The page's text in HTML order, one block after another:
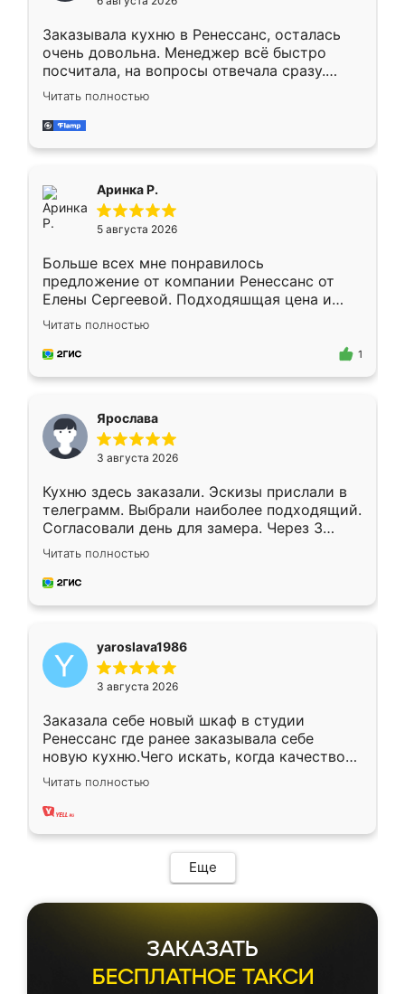
мебели буду заказывать только здесь.
Заказывала кухню в Ренессанс, осталась
очень довольна. Менеджер всё быстро
посчитала, на вопросы отвечала сразу.
Замерщик приехал в субботу, подошёл к
делу со всей ответственностью. Собрали
за день, ребята работали аккуратно, даже
Читать полностью
Аринка Р.
5 августа 2026
Больше всех мне понравилось
предложение от компании Ренессанс от
Елены Сергеевой. Подходяшщая цена и
короткие сроки изготовления. Приехавший
для замера сотрудник Владислав
предложил по моему эскизу самый
Читать полностью
1
Ярослава
3 августа 2026
Кухню здесь заказали. Эскизы прислали в
телеграмм. Выбрали наиболее подходящий.
Согласовали день для замера. Через 3
недели кухня была уже готова. Остались
довольны работой. Спасибо Ренессанс
мебель за качественную работу!
Читать полностью
yaroslava1986
3 августа 2026
Заказала себе новый шкаф в студии
Ренессанс где ранее заказывала себе
новую кухню.Чего искать, когда качеством
вполне довольна. Служит кухня уже почти
два года, нареканий нет.
Читать полностью
Еще
ЗАКАЗАТЬ
БЕСПЛАТНОЕ ТАКСИ